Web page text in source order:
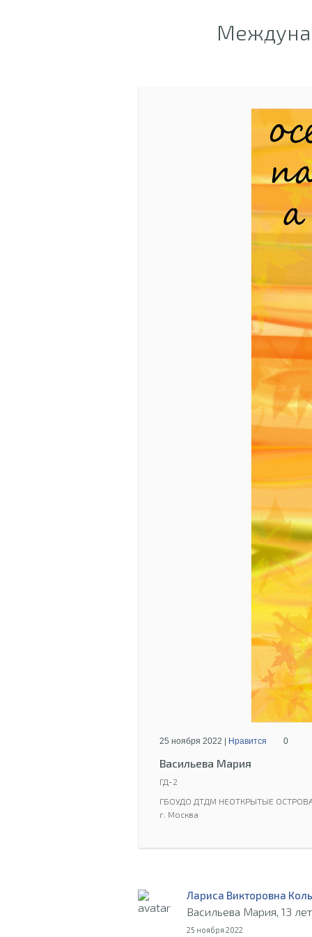
25 ноября 2022 | Нравится 0
Васильева Мария
ГД-2
ГБОУДО ДТДМ НЕОТКРЫТЫЕ
г. Москва
Лариса Викторовна
Васильева Мария, 13
25 ноября 2022